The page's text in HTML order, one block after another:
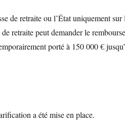
de retraite ou l’État uniquement
retraite peut demander le
porté à 150 000 €
a été mise en place.